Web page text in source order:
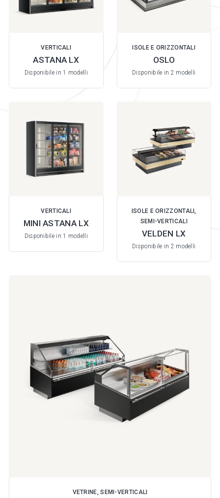
VERTICALI
ASTANA LX
Disponibile in 1 modelli
ISOLE E ORIZZONTALI
OSLO
Disponibile in 2 modelli
VERTICALI
MINI ASTANA LX
Disponibile in 1 modelli
ISOLE E ORIZZONTALI,
SEMI-VERTICALI
VELDEN LX
Disponibile in 2 modelli
VETRINE, SEMI-VERTICALI